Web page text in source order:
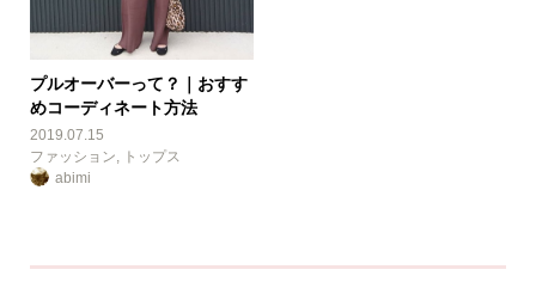
プルオーバーって？｜おすす
めコーディネート方法
2019.07.15
ファッション, トップス
abimi